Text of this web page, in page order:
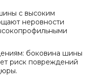
с высоким
неровности
боковина шины
риск повреждений